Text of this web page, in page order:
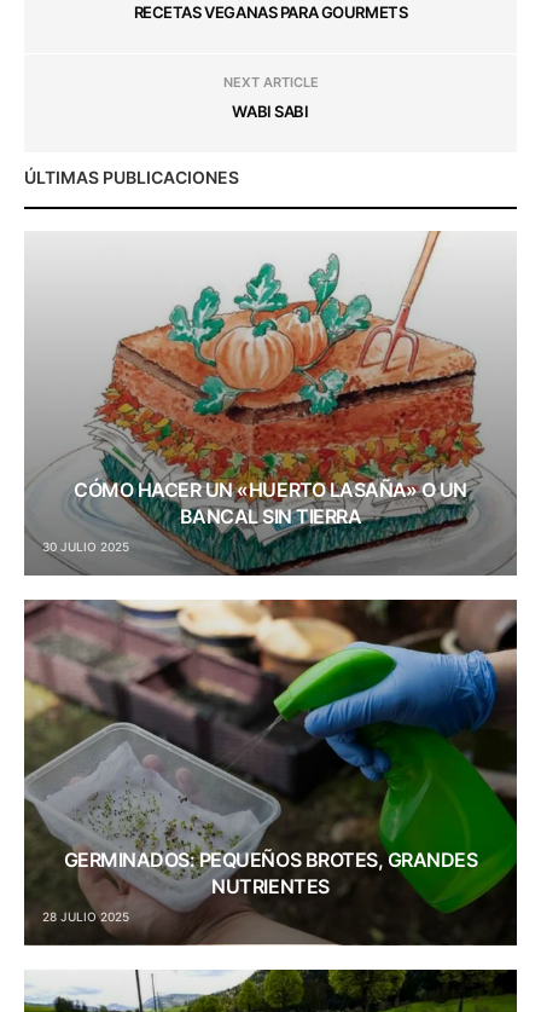
RECETAS VEGANAS PARA GOURMETS
NEXT ARTICLE
WABI SABI
ÚLTIMAS PUBLICACIONES
CÓMO HACER UN «HUERTO LASAÑA» O UN
BANCAL SIN TIERRA
30 JULIO 2025
GERMINADOS: PEQUEÑOS BROTES, GRANDES
NUTRIENTES
28 JULIO 2025